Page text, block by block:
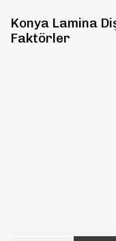
Konya Lamina
Faktörler